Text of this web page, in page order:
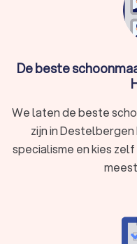
Destelbergen Heusden
score van een 8.7. Welk
Trustlocal maak je een
prijsopgaven aan te
schoonmaakbedrijven.
vergelijken en het
De beste
We laten de beste
zijn in
specialisme en kies